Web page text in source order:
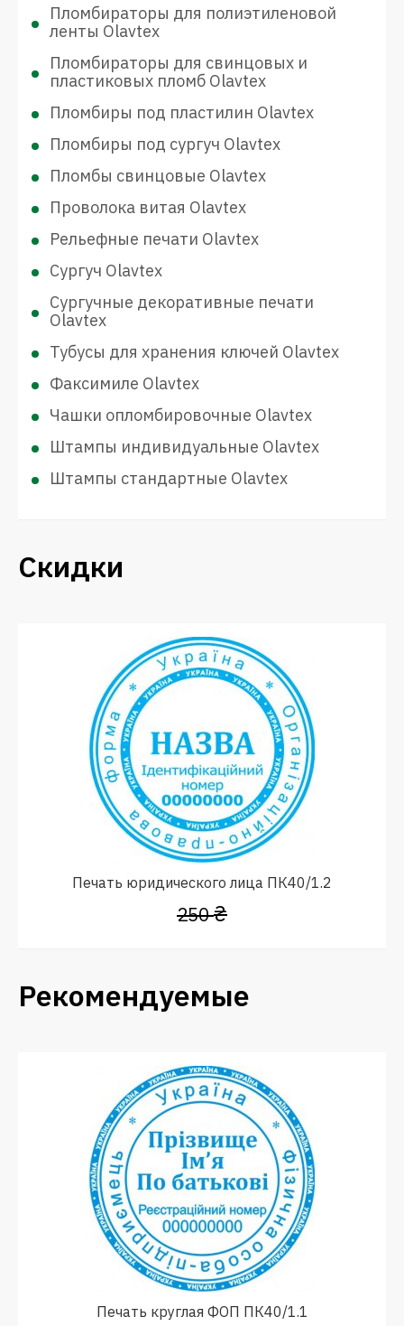
Пломбираторы для полиэтиленовой
ленты Olavtex
Пломбираторы для свинцовых и
пластиковых пломб Olavtex
Пломбиры под пластилин Olavtex
Пломбиры под сургуч Olavtex
Пломбы свинцовые Olavtex
Проволока витая Olavtex
Рельефные печати Olavtex
Сургуч Olavtex
Сургучные декоративные печати
Olavtex
Тубусы для хранения ключей Olavtex
Факсимиле Olavtex
Чашки опломбировочные Olavtex
Штампы индивидуальные Olavtex
Штампы стандартные Olavtex
Скидки
Печать юридического лица ПК40/1.2
250₴
Рекомендуемые
Печать круглая ФОП ПК40/1.1